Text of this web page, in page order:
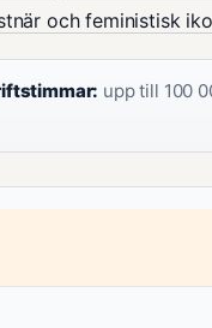
och feministisk
upp till 100